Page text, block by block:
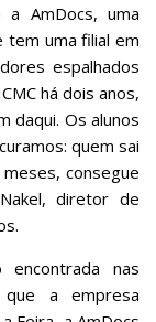
AmDocs, uma
tem uma filial em
espalhados
há dois anos,
daqui. Os alunos
quem sai
consegue
diretor de
nas
que a empresa